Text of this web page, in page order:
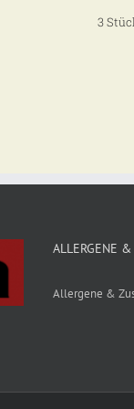
3
ALLERGENE &
Allergene &